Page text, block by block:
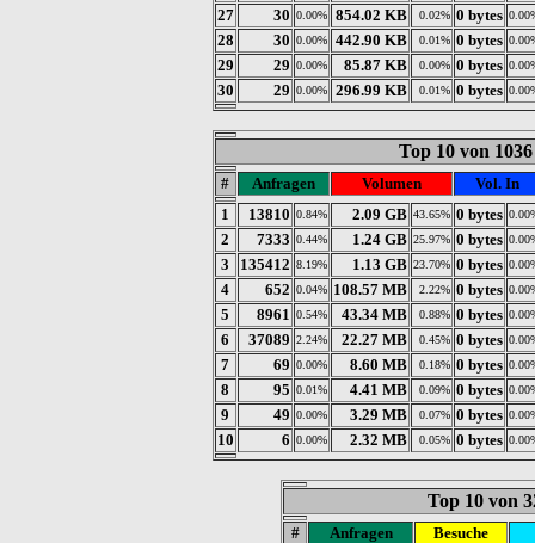
27 30 0.00% 854.02 KB 0.02% 0 bytes
28 30 0.00% 442.90 KB 0.01% 0 bytes
29 29 0.00% 85.87 KB 0.00% 0 bytes
30 29 0.00% 296.99 KB 0.01% 0 bytes
Top 10 von
# Anfragen Volumen
Vol. In
1
13810 0.84% 2.09 GB 43.65% 0 bytes
2 7333 0.44% 1.24 GB 25.97% 0 bytes
3 135412 8.19% 1.13 GB 23.70% 0 bytes
4 652 0.04% 108.57 MB 2.22% 0 bytes
5 8961 0.54% 43.34 MB 0.88% 0 bytes
6 37089 2.24% 22.27 MB 0.45% 0 bytes
7 69 0.00% 8.60 MB 0.18% 0 bytes
8 95 0.01% 4.41 MB 0.09% 0 bytes
9 49 0.00% 3.29 MB 0.07% 0 bytes
10 6 0.00% 2.32 MB 0.05% 0 bytes
Top 10 von
# Anfragen
Besuche